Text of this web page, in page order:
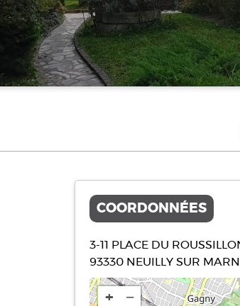
COORDONNÉES
3-11 PLACE DU
93330 NEUILLY SUR
+ −